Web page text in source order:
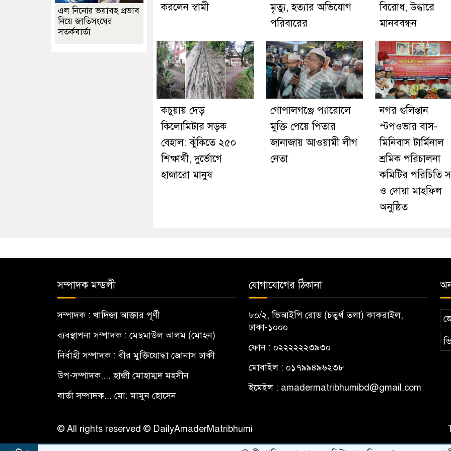
করলেন স্বামী
মৃত্যু, হত্যার অভিযোগ
পরিবারের
বিরোধ, উদ্ধারে
মানববন্ধন
কচুয়ায় দেড়
কিলোমিটার সড়ক
বেহাল: ঝুঁকিতে ২৫০
শিক্ষার্থী, দুর্ভোগে
হাজারো মানুষ
গোপালগঞ্জে প্যারোলে
মুক্তি পেয়ে পিতার
জানাজায় আওয়ামী লীগ
নেতা
নগর গুলিস্তান
স্টপওভার বাস-
মিনিবাস টার্মিনাল
শ্রমিক পরিচালনা
কমিটির পরিচিতি
ও দোয়া মাহফিল
অনুষ্ঠিত
এল নিনোর ভয়াবহ প্রভাব
নিয়ে জাতিসংঘের
সতর্কবার্তা
সম্পাদক মন্ডলী
সম্পাদক : খাদিজা আক্তার পূর্ণী
ব্যবস্থাপনা সম্পাদক : মেছমাউল আলম (মোহন)
নির্বাহী সম্পাদক : বীর মুক্তিযোদ্ধা জোনাস ঢাকী
উপ-সম্পাদক.... হাজী মোহাম্মদ মহসীন
বার্তা সম্পাদক... মো: মামুন হোসেন
যোগাযোগের ঠিকানা
৮০/২, ভিআইপি রোড (চতুর্থ তলা) কাকরাইল,
ঢাকা-১০০০
ফোন : ০২২২২২২৩৯৩০
মোবাইল : ০১৭৯৯৪৯৬২৩৮
ইমেইল : amadermatribhumibd@gmail.com
© All rights reserved © DailyAmaderMatribhumi